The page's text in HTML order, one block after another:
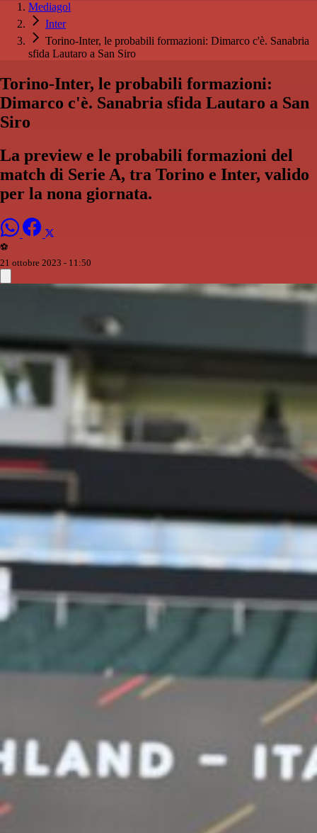
Mediagol
Inter
Torino-Inter, le probabili formazioni: Dimarco c'è. Sanabria
sfida Lautaro a San Siro
Torino-Inter, le probabili formazioni:
Dimarco c'è. Sanabria sfida Lautaro a San
Siro
La preview e le probabili formazioni del
match di Serie A, tra Torino e Inter, valido
per la nona giornata.
⚽️
21 ottobre 2023 - 11:50